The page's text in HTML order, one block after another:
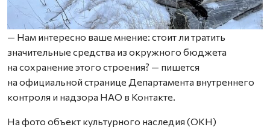
— Нам интересно ваше мнение: стоит ли тратить
значительные средства из окружного бюджета
на сохранение этого строения? — пишется
на официальной странице Департамента внутреннего
контроля и надзора НАО в Контакте.
На фото объект культурного наследия (ОКН)